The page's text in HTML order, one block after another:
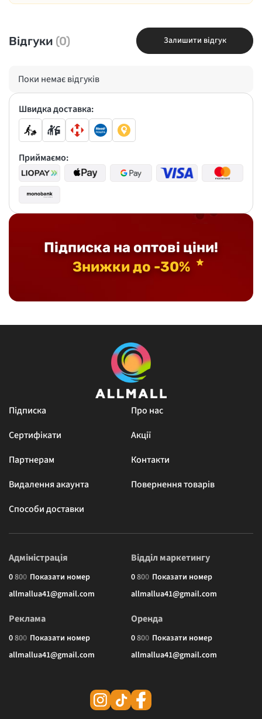
Відгуки (0) Залишити відгук
Поки немає відгуків
Підписка на оптові ціни!
Знижки до -30%
Швидка доставка:
Приймаємо:
Підписка
Про нас
Сертифікати
Акції
Партнерам
Контакти
Видалення акаунта
Повернення товарів
Способи доставки
Адміністрація
0800 Показати номер
allmallua41@gmail.com
Відділ маркетингу
0800 Показати номер
allmallua41@gmail.com
Реклама
0800 Показати номер
allmallua41@gmail.com
Оренда
0800 Показати номер
allmallua41@gmail.com